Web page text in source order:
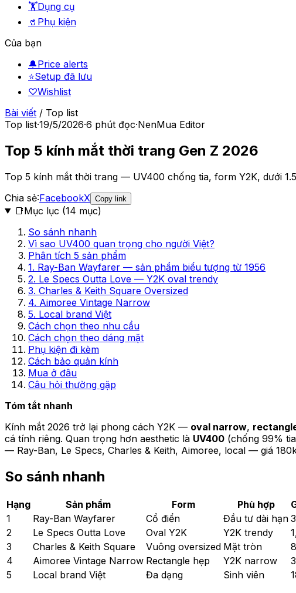
🏋️Dụng cụ
🥤 Phụ kiện
Của bạn
🔔Price alerts
⭐Setup đã lưu
♡Wishlist
Bài viết / Top list
Top list·19/5/2026·6 phút đọc·NenMua Editor
Top 5 kính mắt thời trang Gen Z 2026
Top 5 kính mắt thời trang — UV400 chống tia, form Y2K, dưới
Chia sẻ:FacebookX Copy link
📑Mục lục (14 mục)
So sánh nhanh
Vì sao UV400 quan trọng cho người Việt?
Phân tích 5 sản phẩm
1. Ray-Ban Wayfarer — sản phẩm biểu tượng từ 1956
2. Le Specs Outta Love — Y2K oval trendy
3. Charles & Keith Square Oversized
4. Aimoree Vintage Narrow
5. Local brand Việt
Cách chọn theo nhu cầu
Cách chọn theo dáng mặt
Phụ kiện đi kèm
Cách bảo quản kính
Mua ở đâu
Câu hỏi thường gặp
Tóm tắt nhanh
Kính mắt 2026 trở lại phong cách Y2K — oval narrow,
cá tính riêng. Quan trọng hơn aesthetic là UV400 (chống 99%
— Ray-Ban, Le Specs, Charles & Keith, Aimoree, local — giá
So sánh nhanh
Hạng Sản phẩm Form Phù hợp
1
Ray-Ban Wayfarer Cổ điển Đầu tư dài hạn
2
Le Specs Outta Love Oval Y2K Y2K trendy
3
Charles & Keith Square Vuông oversized Mặt tròn
4
Aimoree Vintage Narrow Rectangle hẹp Y2K narrow
5
Local brand Việt Đa dạng Sinh viên